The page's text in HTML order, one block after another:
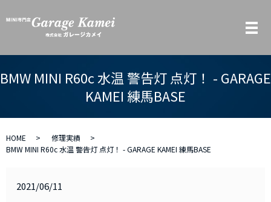
メ
BMW MINI R60c 水温 警告灯 点灯！ - GARAGE
KAMEI 練馬BASE
HOME
修理実績
BMW MINI R60c 水温 警告灯 点灯！ - GARAGE KAMEI 練馬BASE
2021/06/11